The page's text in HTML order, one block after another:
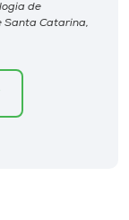
de
Santa Catarina,